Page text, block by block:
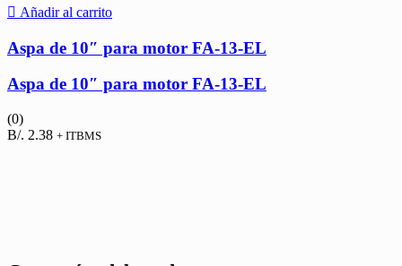
Añadir al carrito
Aspa de 10″ para motor FA-13-EL
Aspa de 10″ para motor FA-13-EL
(0)
B/. 2.38 + ITBMS